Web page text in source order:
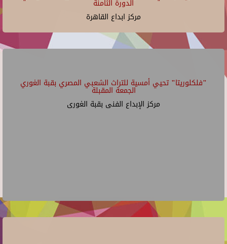
الدورة الثامنة
مركز ابداع القاهرة
"فلكلوريتا" تحيي أمسية للتراث الشعبي المصري بقبة الغوري
الجمعة المقبلة
مركز الإبداع الفنى بقبة الغورى